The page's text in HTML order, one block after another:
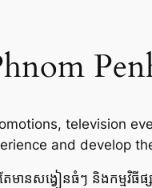
television
and develop
នសង្វៀនធំៗ និងកម្មវិធីផ្ស